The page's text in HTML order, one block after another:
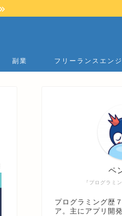
副業 フリーランスエン
『プログラミ
ペ
プログラミング歴
ア。主にアプリ開